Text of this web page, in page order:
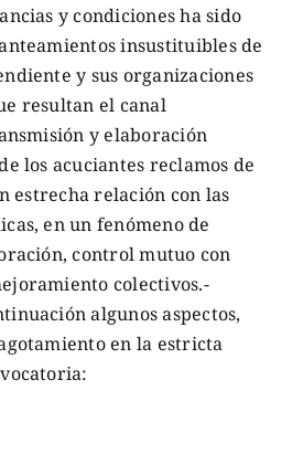
y condiciones ha sido
insustituibles de
y sus organizaciones
resultan el canal
y elaboración
los acuciantes reclamos de
estrecha relación con las
en un fenómeno de
control mutuo con
colectivos.-
algunos aspectos,
en la estricta